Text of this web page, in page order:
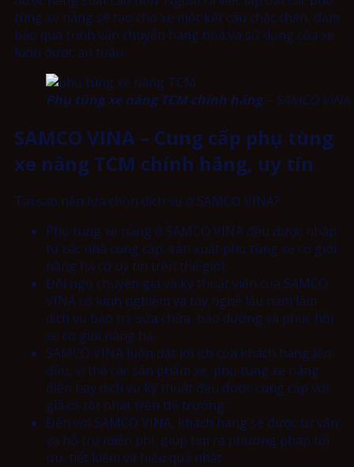
tùng xe nâng sẽ tạo cho xe một kết cấu chắc chắn, đảm
bảo quá trình vận chuyển hàng hoá và sử dụng của xe
luôn được an toàn.
Phụ tùng xe nâng TCM chính hãng– SAMCO VINA
SAMCO VINA – Cung cấp phụ tùng
xe nâng TCM chính hãng, uy tín
Tại sao nên lựa chọn dịch vụ ở SAMCO VINA?
Phụ tùng xe nâng ở SAMCO VINA đều được nhập
từ các nhà cung cấp, sản xuất phụ tùng xe cơ giới
nâng hạ có uy tín trên thế giới.
Đội ngũ chuyên gia và kỹ thuật viên của SAMCO
VINA có kinh nghiệm và tay nghề lâu năm làm
dịch vụ bảo trì, sửa chữa, bảo dưỡng và phục hồi
xe cơ giới nâng hạ.
SAMCO VINA luôn đặt lợi ích của khách hàng lên
đầu, vì thế các sản phẩm xe, phụ tùng xe nâng
điện hay dịch vụ kỹ thuật đều được cung cấp với
giá cả tốt nhất trên thị trường.
Đến với SAMCO VINA, khách hàng sẽ được tư vấn
và hỗ trợ miễn phí, giúp tìm ra phương pháp tối
ưu, tiết kiệm và hiệu quả nhất.